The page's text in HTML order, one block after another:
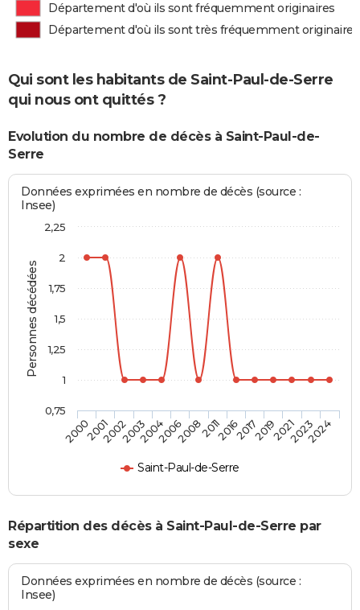
Département d'où ils sont fréquemment originaires
Département d'où ils sont très fréquemment originaires
Qui sont les habitants de Saint-Paul-de-Serre
qui nous ont quittés ?
Evolution du nombre de décès à Saint-Paul-de-
Serre
Personnes décédées
Données exprimées en nombre de décès (source :
Insee)
Saint-Paul-de-Serre
20002001200220032004200620082011201620172019202120232024
0,75
1
1,25
1,5
1,75
2
2,25
Répartition des décès à Saint-Paul-de-Serre par
sexe
Données exprimées en nombre de décès (source :
Insee)